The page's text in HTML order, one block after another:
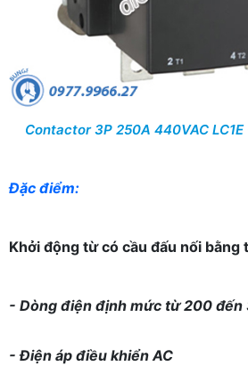
Contactor 3P 250A 440VAC LC1E
Đặc điểm:
Khởi động từ có cầu đấu nối bằng
- Dòng điện định mức từ 200 đến
- Điện áp điều khiển AC